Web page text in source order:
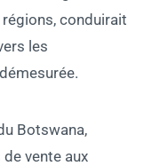
conduirait
les
Botswana,
vente aux